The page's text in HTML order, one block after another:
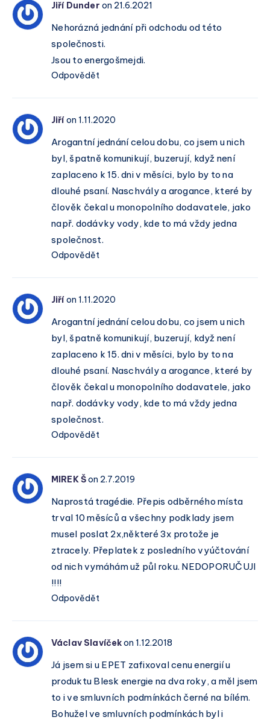
Jiří Dunder on 21.6.2021
Nehorázná jednání při odchodu od této
společnosti.
Jsou to energošmejdi.
Odpovědět
Jiříon 1.11.2020
Arogantní jednání celou dobu, co jsem u nich
byl, špatně komunikují, buzerují, když není
zaplaceno k 15. dni v měsíci, bylo by to na
dlouhé psaní. Naschvály a arogance, které by
člověk čekal u monopolního dodavatele, jako
např. dodávky vody, kde to má vždy jedna
společnost.
Odpovědět
Jiříon 1.11.2020
Arogantní jednání celou dobu, co jsem u nich
byl, špatně komunikují, buzerují, když není
zaplaceno k 15. dni v měsíci, bylo by to na
dlouhé psaní. Naschvály a arogance, které by
člověk čekal u monopolního dodavatele, jako
např. dodávky vody, kde to má vždy jedna
společnost.
Odpovědět
MIREK Šon 2.7.2019
Naprostá tragédie. Přepis odběrného místa
trval 10 měsíců a všechny podklady jsem
musel poslat 2x,některé 3x protože je
ztracely. Přeplatek z posledního vyúčtování
od nich vymáhám už půl roku. NEDOPORUČUJI
!!!!
Odpovědět
Václav Slavíčekon 1.12.2018
Já jsem si u EPET zafixoval cenu energií u
produktu Blesk energie na dva roky, a měl jsem
to i ve smluvních podmínkách černé na bílém.
Bohužel ve smluvních podmínkách byl i